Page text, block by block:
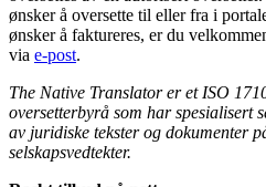
ønsker å oversette til eller fra i
ønsker å faktureres, er du
via e-post.
The Native Translator er et ISO
oversetterbyrå som har spesialisert
av juridiske tekster og dokumenter
selskapsvedtekter.